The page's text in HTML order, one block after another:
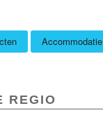
Accommodatie
REGIO